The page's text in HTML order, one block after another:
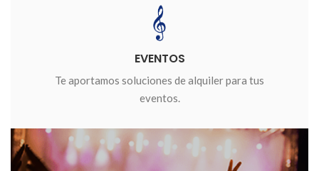
EVENTOS
Te aportamos soluciones de alquiler para tus
eventos.